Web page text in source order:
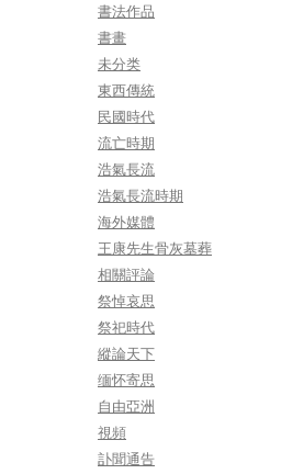
書法作品
書畫
未分类
東西傳統
民國時代
流亡時期
浩氣長流
浩氣長流時期
海外媒體
王康先生骨灰墓葬
相關評論
祭悼哀思
祭祀時代
縱論天下
缅怀寄思
自由亞洲
視頻
訃聞通告